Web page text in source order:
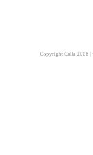
Copyright Calla 2008 |